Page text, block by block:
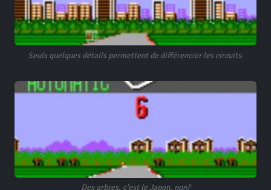
Seuls quelques détails permettent de différencier les circuits.
Des arbres, c'est le Japon, non?